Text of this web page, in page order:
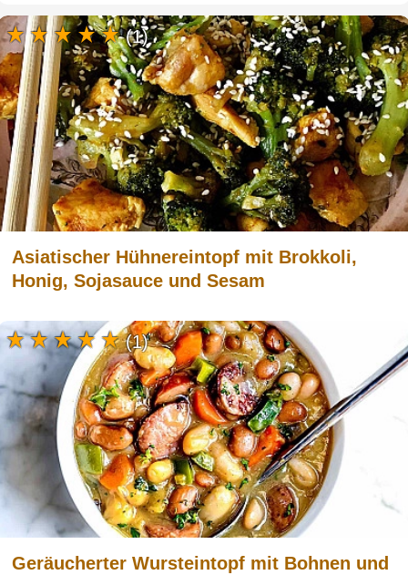
Asiatischer Hühnereintopf mit Brokkoli,
Honig, Sojasauce und Sesam
(1)
Geräucherter Wursteintopf mit Bohnen und
(1)